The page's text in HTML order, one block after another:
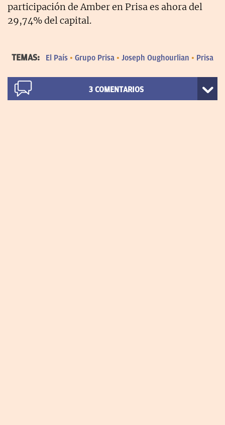
participación de Amber en Prisa es ahora del
29,74% del capital.
TEMAS: El País Grupo Prisa Joseph Oughourlian Prisa
3 COMENTARIOS